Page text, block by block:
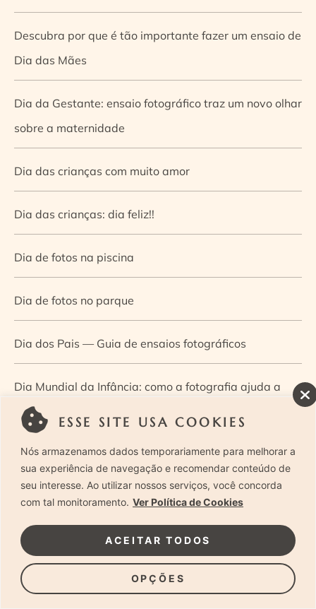
ESSE SITE USA COOKIES
Nós armazenamos dados temporariamente para melhorar a
sua experiência de navegação e recomendar conteúdo de
seu interesse. Ao utilizar nossos serviços, você concorda
com tal monitoramento. Ver Política de Cookies
OPÇÕES
ACEITAR TODOS
Descubra por que é tão importante fazer um ensaio de
Dia das Mães
Dia da Gestante: ensaio fotográfico traz um novo olhar
sobre a maternidade
Dia das crianças com muito amor
Dia das crianças: dia feliz!!
Dia de fotos na piscina
Dia de fotos no parque
Dia dos Pais — Guia de ensaios fotográficos
Dia Mundial da Infância: como a fotografia ajuda a
construir a memória e a identidade da criança
Diário de uma grávida e sua pequena
Dica de especialista: como otimizar o fluxo de trabalho
no ensaio newborn?
Dica de especialista: qual o melhor guia de poses para
fotografia newborn?